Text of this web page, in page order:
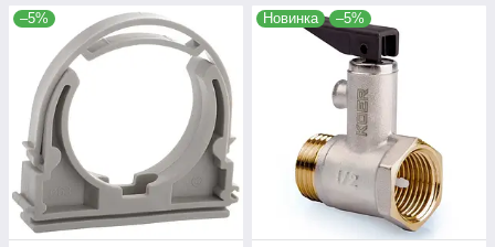
–5% Новинка –5%